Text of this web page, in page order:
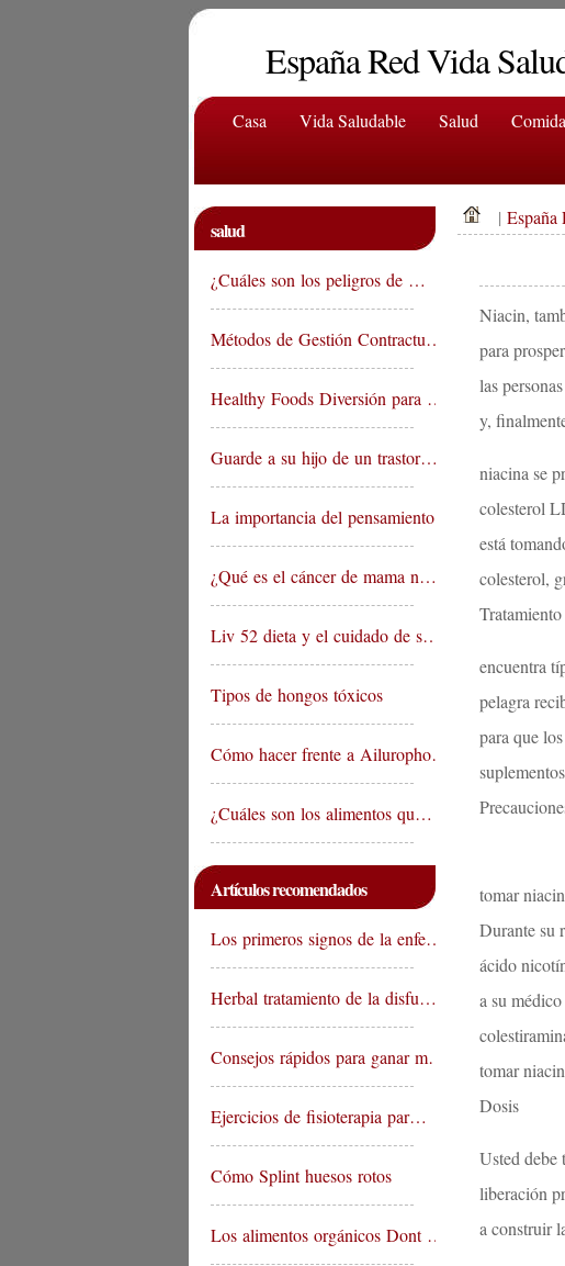
España Red Vida
Casa Vida Saludable Salud Comida
salud
¿Cuáles son los peligros de …
Métodos de Gestión Contractu…
Healthy Foods Diversión para …
Guarde a su hijo de un trastor…
La importancia del pensamiento…
¿Qué es el cáncer de mama n…
Liv 52 dieta y el cuidado de s…
Tipos de hongos tóxicos
Cómo hacer frente a Ailuropho…
¿Cuáles son los alimentos qu…
Artículos recomendados
Los primeros signos de la enfe…
Herbal tratamiento de la disfu…
Consejos rápidos para ganar m…
Ejercicios de fisioterapia par…
Cómo Splint huesos rotos
Los alimentos orgánicos Dont …
| España
Niacin,
para
las
y,
niacina se
colesterol
está
colesterol,
encuentra
pelagra
para que
tomar
Durante su
ácido
a su
tomar
Dosis
Usted debe
liberación
a construir